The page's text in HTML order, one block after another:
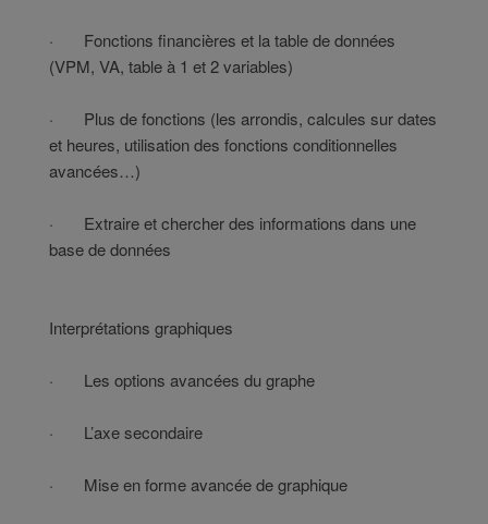
· Fonctions financières et la table de données
(VPM, VA, table à 1 et 2 variables)
· Plus de fonctions (les arrondis, calcules sur dates
et heures, utilisation des fonctions conditionnelles
avancées…)
· Extraire et chercher des informations dans une
base de données
Interprétations graphiques
· Les options avancées du graphe
· L’axe secondaire
· Mise en forme avancée de graphique